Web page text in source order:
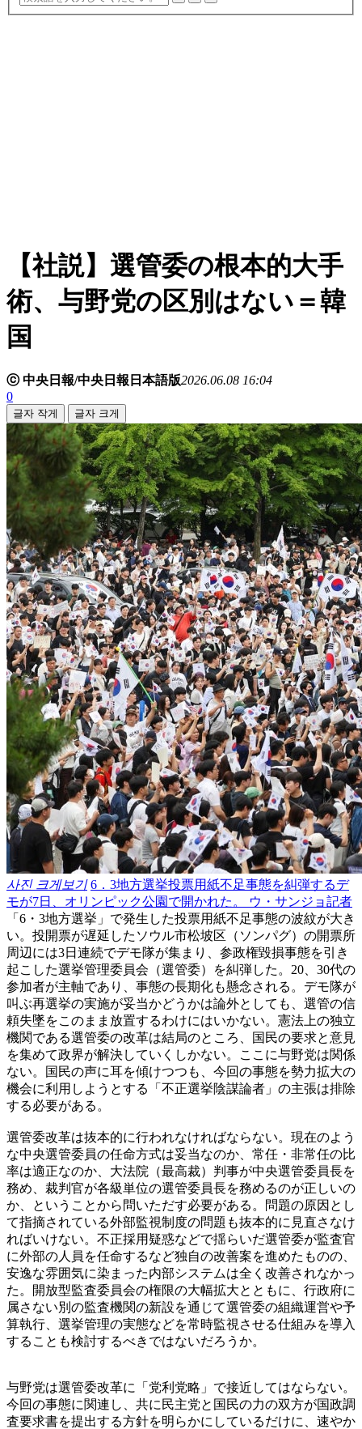
【社説】選管委の根本的大手
術、与野党の区別はない＝韓
国
ⓒ 中央日報/中央日報日本語版2026.06.08 16:04
0
글자 작게 글자 크게
사진 크게보기 6．3地方選挙投票用紙不足事態を糾弾するデ
モが7日、オリンピック公園で開かれた。 ウ・サンジョ記者
「6・3地方選挙」で発生した投票用紙不足事態の波紋が大き
い。投開票が遅延したソウル市松坡区（ソンパグ）の開票所
周辺には3日連続でデモ隊が集まり、参政権毀損事態を引き
起こした選挙管理委員会（選管委）を糾弾した。20、30代の
参加者が主軸であり、事態の長期化も懸念される。デモ隊が
叫ぶ再選挙の実施が妥当かどうかは論外としても、選管の信
頼失墜をこのまま放置するわけにはいかない。憲法上の独立
機関である選管委の改革は結局のところ、国民の要求と意見
を集めて政界が解決していくしかない。ここに与野党は関係
ない。国民の声に耳を傾けつつも、今回の事態を勢力拡大の
機会に利用しようとする「不正選挙陰謀論者」の主張は排除
する必要がある。
選管委改革は抜本的に行われなければならない。現在のよう
な中央選管委員の任命方式は妥当なのか、常任・非常任の比
率は適正なのか、大法院（最高裁）判事が中央選管委員長を
務め、裁判官が各級単位の選管委員長を務めるのが正しいの
か、ということから問いただす必要がある。問題の原因とし
て指摘されている外部監視制度の問題も抜本的に見直さなけ
ればいけない。不正採用疑惑などで揺らいだ選管委が監査官
に外部の人員を任命するなど独自の改善案を進めたものの、
安逸な雰囲気に染まった内部システムは全く改善されなかっ
た。開放型監査委員会の権限の大幅拡大とともに、行政府に
属さない別の監査機関の新設を通じて選管委の組織運営や予
算執行、選挙管理の実態などを常時監視させる仕組みを導入
することも検討するべきではないだろうか。
与野党は選管委改革に「党利党略」で接近してはならない。
今回の事態に関連し、共に民主党と国民の力の双方が国政調
査要求書を提出する方針を明らかにしているだけに、速やか